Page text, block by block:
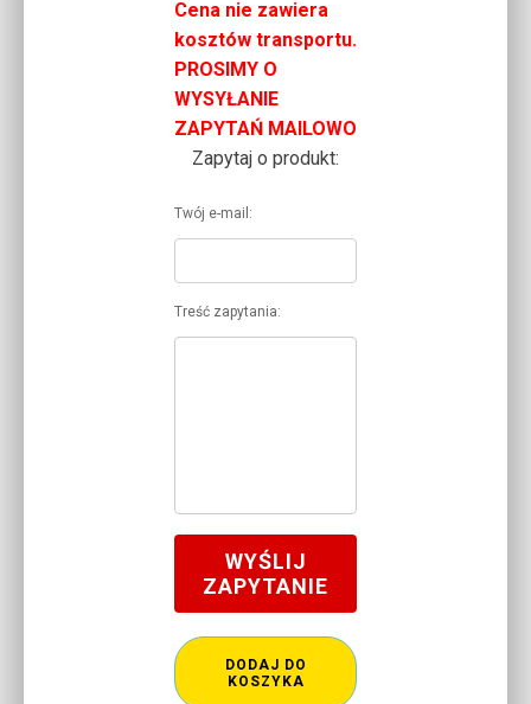
Cena nie zawiera
kosztów transportu.
PROSIMY O
WYSYŁANIE
ZAPYTAŃ MAILOWO
Zapytaj o produkt:
Twój e-mail:
Treść zapytania:
WYŚLIJ
ZAPYTANIE
DODAJ DO
KOSZYKA